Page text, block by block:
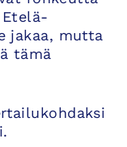
jakaa, mutta
tämä